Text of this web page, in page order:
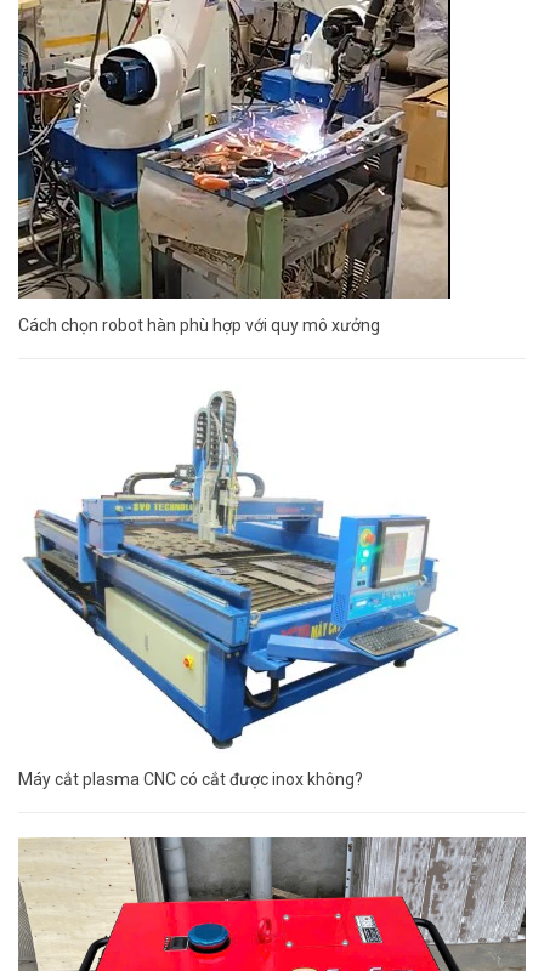
Cách chọn robot hàn phù hợp với quy mô xưởng
Máy cắt plasma CNC có cắt được inox không?